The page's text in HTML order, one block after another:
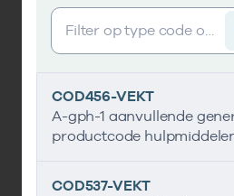
Vind
COD456-VEKT
A-gph-1 aanvullende
productcode
COD537-VEKT